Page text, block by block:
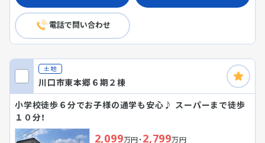
電話で問い合わせ
土地
川口市東本郷６期２棟
小学校徒歩６分でお子様の通学も安心♪ スーパーまで徒歩
１０分！
2,099万円・2,799万円